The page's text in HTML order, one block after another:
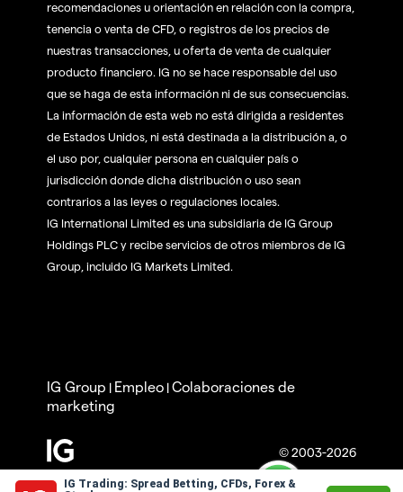
IG Trading: Spread Betting, CFDs, Forex &
recomendaciones u orientación en relación con la compra,
tenencia o venta de CFD, o registros de los precios de
nuestras transacciones, u oferta de venta de cualquier
producto financiero. IG no se hace responsable del uso
que se haga de esta información ni de sus consecuencias.
La información de esta web no está dirigida a residentes
de Estados Unidos, ni está destinada a la distribución a, o
el uso por, cualquier persona en cualquier país o
jurisdicción donde dicha distribución o uso sean
contrarios a las leyes o regulaciones locales.
IG International Limited es una subsidiaria de IG Group
Holdings PLC y recibe servicios de otros miembros de IG
Group, incluido IG Markets Limited.
© 2003-2026
IG Group | Empleo |Colaboraciones de
marketing